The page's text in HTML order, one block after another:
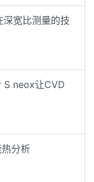
宽比测量的技
S neox让CVD
分析